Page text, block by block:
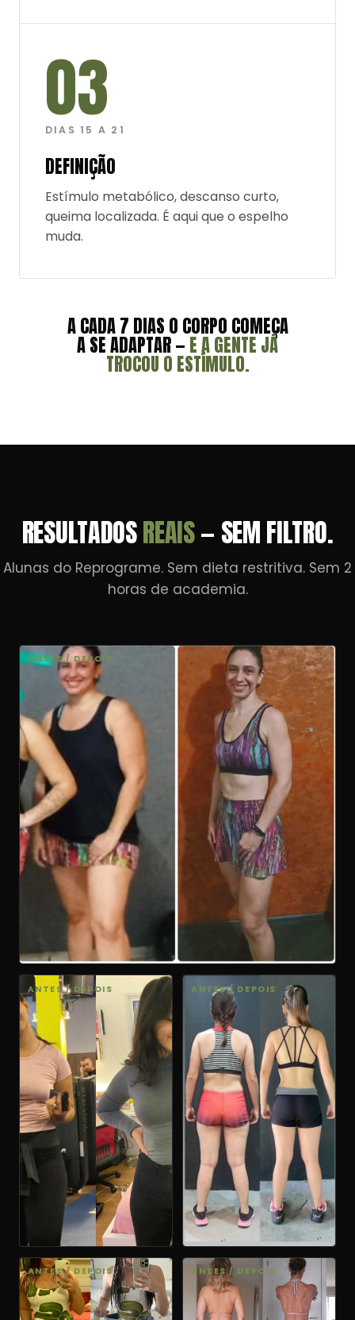
03
DIAS 15 A 21
DEFINIÇÃO
Estímulo metabólico, descanso curto,
queima localizada. É aqui que o espelho
muda.
A CADA 7 DIAS O CORPO COMEÇA
A SE ADAPTAR — E A GENTE JÁ
TROCOU O ESTÍMULO.
RESULTADOSREAIS— SEM FILTRO.
Alunas do Reprograme. Sem dieta restritiva. Sem 2
horas de academia.